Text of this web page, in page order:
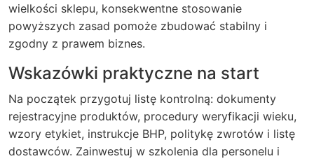
wielkości sklepu, konsekwentne stosowanie
powyższych zasad pomoże zbudować stabilny i
zgodny z prawem biznes.
Wskazówki praktyczne na start
Na początek przygotuj listę kontrolną: dokumenty
rejestracyjne produktów, procedury weryfikacji wieku,
wzory etykiet, instrukcje BHP, politykę zwrotów i listę
dostawców. Zainwestuj w szkolenia dla personelu i